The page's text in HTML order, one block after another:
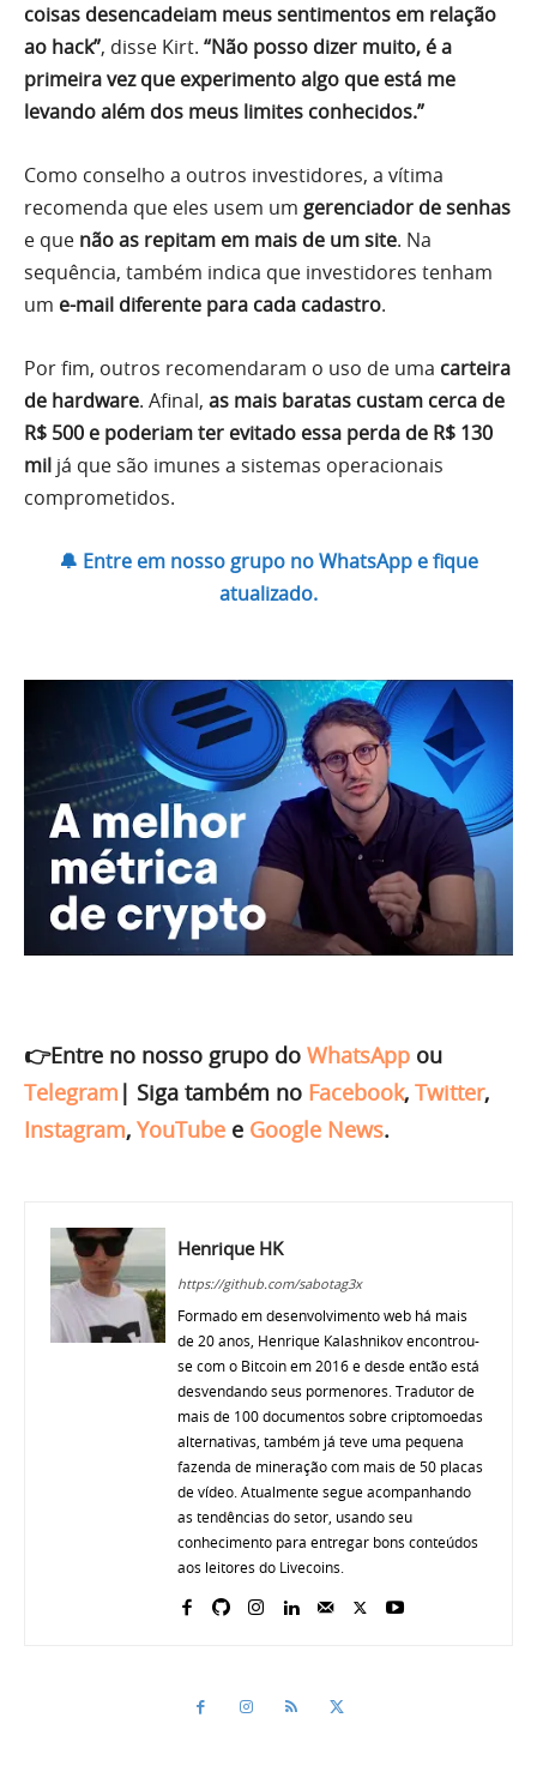
coisas desencadeiam meus sentimentos em relação
ao hack”, disse Kirt. “Não posso dizer muito, é a
primeira vez que experimento algo que está me
levando além dos meus limites conhecidos.”
Como conselho a outros investidores, a vítima
recomenda que eles usem um gerenciador de senhas
e que não as repitam em mais de um site. Na
sequência, também indica que investidores tenham
um e-mail diferente para cada cadastro.
Por fim, outros recomendaram o uso de uma carteira
de hardware. Afinal, as mais baratas custam cerca de
R$ 500 e poderiam ter evitado essa perda de R$ 130
mil já que são imunes a sistemas operacionais
comprometidos.
🔔 Entre em nosso grupo no WhatsApp e fique
atualizado.
👉Entre no nosso grupo do WhatsApp ou
Telegram | Siga também no Facebook, Twitter,
Instagram, YouTube e Google News.
Henrique HK
https://github.com/sabotag3x
Formado em desenvolvimento web há mais
de 20 anos, Henrique Kalashnikov encontrou-
se com o Bitcoin em 2016 e desde então está
desvendando seus pormenores. Tradutor de
mais de 100 documentos sobre criptomoedas
alternativas, também já teve uma pequena
fazenda de mineração com mais de 50 placas
de vídeo. Atualmente segue acompanhando
as tendências do setor, usando seu
conhecimento para entregar bons conteúdos
aos leitores do Livecoins.